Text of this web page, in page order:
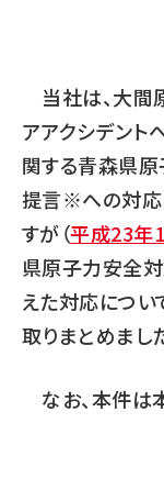
当社は、大間
アアクシデント
関する青森県
提言※への対応
すが（平成23年
県原子力安全
えた対応につい
取りまとめまし
なお、本件は